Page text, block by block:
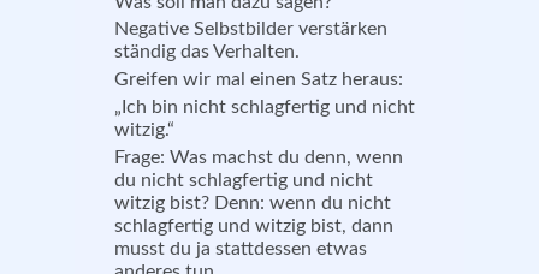
Negative Selbstbilder verstärken
ständig das Verhalten.
Greifen wir mal einen Satz heraus:
„ Ich bin nicht schlagfertig und nicht
witzig.“
Frage: Was machst du denn, wenn
du nicht schlagfertig und nicht
witzig bist? Denn: wenn du nicht
schlagfertig und witzig bist, dann
musst du ja stattdessen etwas